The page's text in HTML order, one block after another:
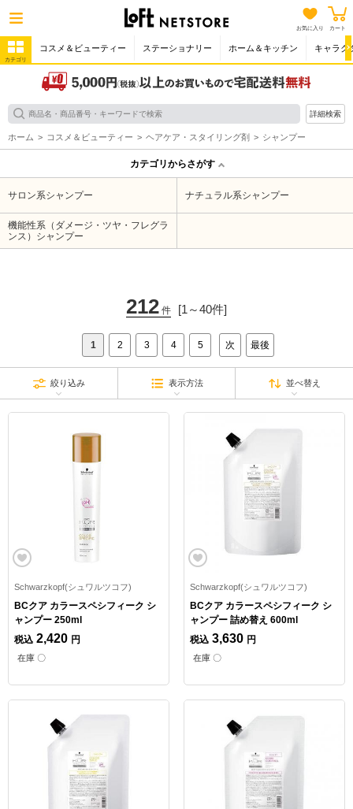
お気に入り カート
カテゴリ
コスメ＆ビューティー ステーショナリー ホーム＆キッチン キャラク
詳細検索
ホーム コスメ＆ビューティー ヘアケア・スタイリング剤 シャンプー
カテゴリからさがす
サロン系シャンプー ナチュラル系シャンプー
機能性系（ダメージ・ツヤ・フレグラ
ンス）シャンプー
212 件 [1～40件]
1 2 3 4 5 次 最後
絞り込み 表示方法 並べ替え
Schwarzkopf(シュワルツコフ)
BCクア カラースペシフィーク シ
ャンプー 250ml
税込 2,420 円
在庫 〇
Schwarzkopf(シュワルツコフ)
BCクア カラースペシフィーク シ
ャンプー 詰め替え 600ml
税込 3,630 円
在庫 〇